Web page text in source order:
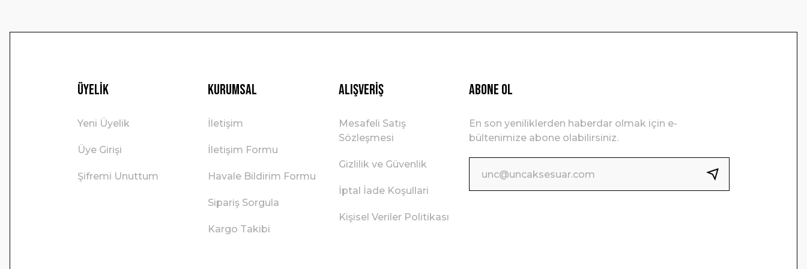
Üyelik
Yeni Üyelik
Üye Girişi
Şifremi Unuttum
Kurumsal
İletişim
İletişim Formu
Havale Bildirim Formu
Sipariş Sorgula
Kargo Takibi
Alışveriş
Mesafeli Satış
Sözleşmesi
Gizlilik ve Güvenlik
İptal İade Koşullari
Kişisel Veriler Politikası
ABONE OL
En son yeniliklerden haberdar olmak için e-
bültenimize abone olabilirsiniz.